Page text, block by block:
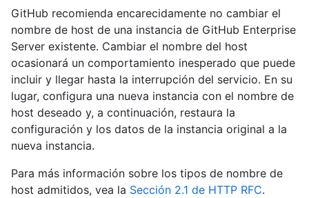
GitHub recomienda encarecidamente no cambiar el
nombre de host de una instancia de GitHub Enterprise
Server existente. Cambiar el nombre del host
ocasionará un comportamiento inesperado que puede
incluir y llegar hasta la interrupción del servicio. En su
lugar, configura una nueva instancia con el nombre de
host deseado y, a continuación, restaura la
configuración y los datos de la instancia original a la
nueva instancia.
Para más información sobre los tipos de nombre de
host admitidos, vea la Sección 2.1 de HTTP RFC.